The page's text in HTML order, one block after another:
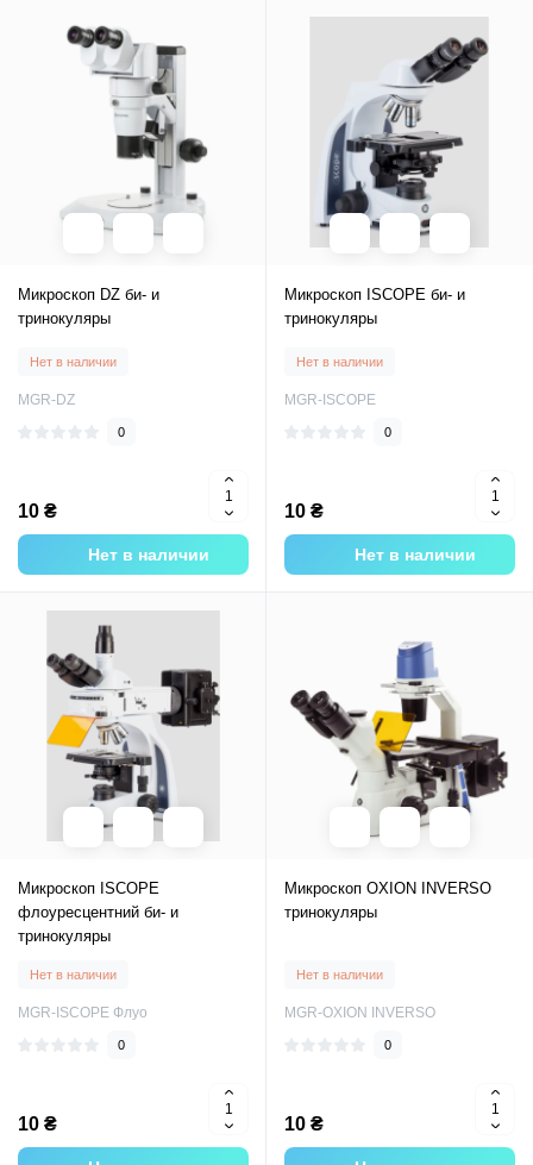
Микроскоп DZ би- и
тринокуляры
Нет в наличии
MGR-DZ
0
10 ₴
Нет в наличии
Микроскоп ISCOPE би- и
тринокуляры
Нет в наличии
MGR-ISCOPE
0
10 ₴
Нет в наличии
Микроскоп ISCOPE
флоуресцентний би- и
тринокуляры
Нет в наличии
MGR-ISCOPE Флуо
0
10 ₴
Микроскоп OXION INVERSO
тринокуляры
Нет в наличии
MGR-OXION INVERSO
0
10 ₴